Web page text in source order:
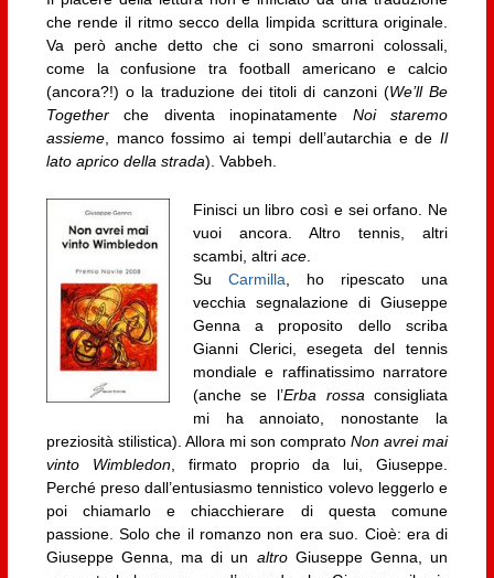
che rende il ritmo secco della limpida scrittura originale.
Va però anche detto che ci sono smarroni colossali,
come la confusione tra football americano e calcio
(ancora?!) o la traduzione dei titoli di canzoni (We’ll Be
Togetherche diventa inopinatamente Noi staremo
assieme, manco fossimo ai tempi dell’autarchia e deIl
lato aprico della strada). Vabbeh.
Finisci un libro così e sei orfano. Ne
vuoi ancora. Altro tennis, altri
scambi, altri ace.
Su Carmilla , ho ripescato una
vecchia segnalazione di Giuseppe
Genna a proposito dello scriba
Gianni Clerici, esegeta del tennis
mondiale e raffinatissimo narratore
(anche se l’Erba rossaconsigliata
mi ha annoiato, nonostante la
preziosità stilistica). Allora mi son compratoNon avrei mai
vinto Wimbledon, firmato proprio da lui, Giuseppe.
Perché preso dall’entusiasmo tennistico volevo leggerlo e
poi chiamarlo e chiacchierare di questa comune
passione. Solo che il romanzo non era suo. Cioè: era di
Giuseppe Genna, ma di un altro Giuseppe Genna, un